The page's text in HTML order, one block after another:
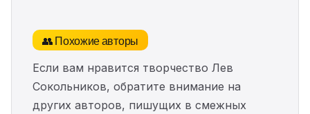
👥 Похожие авторы
Если вам нравится творчество Лев
Сокольников, обратите внимание на
других авторов, пишущих в смежных